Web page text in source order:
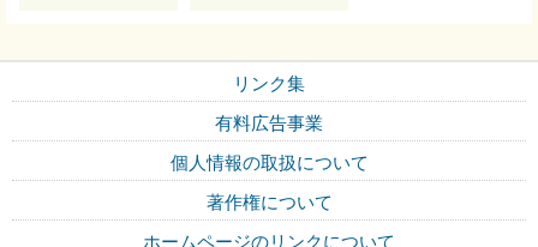
リンク集
有料広告事業
個人情報の取扱について
著作権について
ホームページのリンクについて